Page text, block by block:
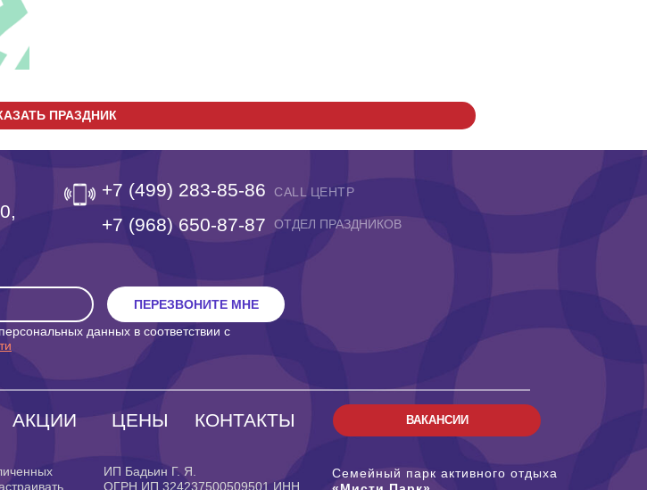
ПРАЗДНИК
данных в соответствии с
ПЕРЕЗВОНИТЕ МНЕ
+7 (499) 283-85-86
‎+7 (968) 650-87-87
ОТДЕЛ ПРАЗДНИКОВ
CALL ЦЕНТР
ИП Бадьин Г. Я.
ОГРН ИП 324237500509501 ИНН
Семейный парк активного отдыха
ЦЕНЫ КОНТАКТЫ
АКЦИИ ВАКАНСИИ